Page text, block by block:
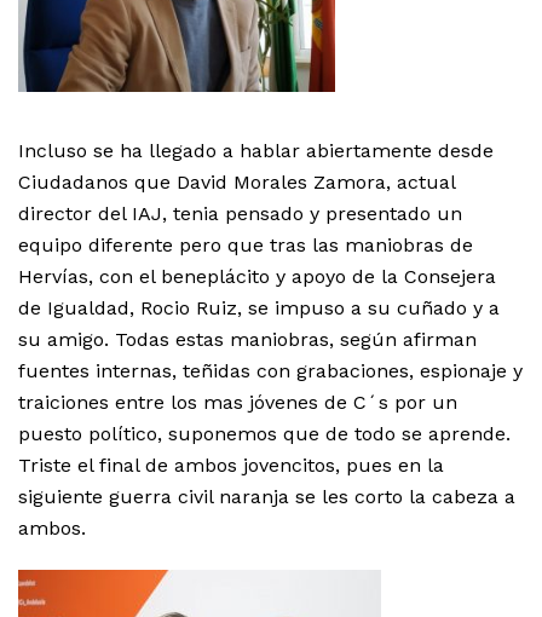
Incluso se ha llegado a hablar abiertamente desde
Ciudadanos que David Morales Zamora, actual
director del IAJ, tenia pensado y presentado un
equipo diferente pero que tras las maniobras de
Hervías, con el beneplácito y apoyo de la Consejera
de Igualdad, Rocio Ruiz, se impuso a su cuñado y a
su amigo. Todas estas maniobras, según afirman
fuentes internas, teñidas con grabaciones, espionaje y
traiciones entre los mas jóvenes de C´s por un
puesto político, suponemos que de todo se aprende.
Triste el final de ambos jovencitos, pues en la
siguiente guerra civil naranja se les corto la cabeza a
ambos.